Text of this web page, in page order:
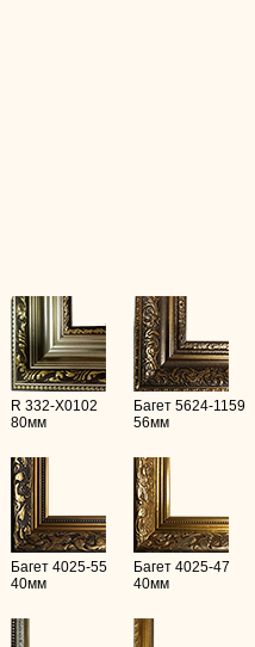
R 332-X0102
80мм
Багет 5624-1159
56мм
Багет 4025-55
40мм
Багет 4025-47
40мм